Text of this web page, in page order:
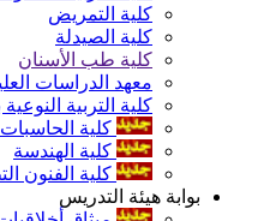
كلية التمريض
كلية الصيدلة
كلية طب الأسنان
معهد الدراسات
كلية التربية النوعية
كلية
كلية الهندسة
كلية الفنون
بوابة هيئة التدريس